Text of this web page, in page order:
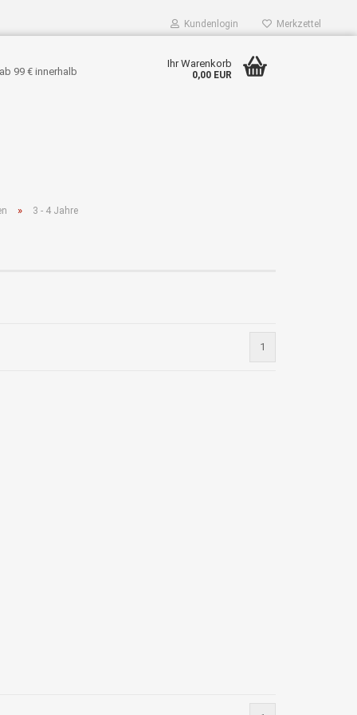
Kundenlogin Merkzettel
99 € innerhalb
Ihr Warenkorb
0,00 EUR
» 3 - 4 Jahre
1